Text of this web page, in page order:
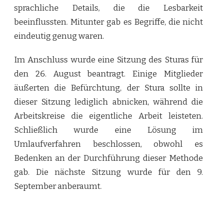
sprachliche Details, die die Lesbarkeit
beeinflussten. Mitunter gab es Begriffe, die nicht
eindeutig genug waren.
Im Anschluss wurde eine Sitzung des Sturas für
den 26. August beantragt. Einige Mitglieder
äußerten die Befürchtung, der Stura sollte in
dieser Sitzung lediglich abnicken, während die
Arbeitskreise die eigentliche Arbeit leisteten.
Schließlich wurde eine Lösung im
Umlaufverfahren beschlossen, obwohl es
Bedenken an der Durchführung dieser Methode
gab. Die nächste Sitzung wurde für den 9.
September anberaumt.